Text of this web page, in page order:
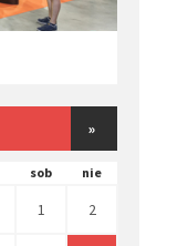
»
sob nie
1 2